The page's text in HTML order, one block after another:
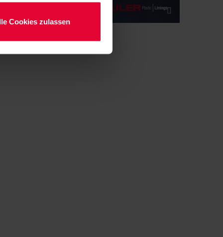
Cookies zulassen